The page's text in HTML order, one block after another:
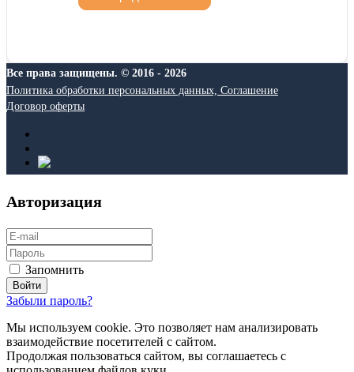
Все права защищены. © 2016 - 2026
Политика обработки персональных данных, Соглашение
Договор оферты
Авторизация
Запомнить
Забыли пароль?
Мы используем cookie. Это позволяет нам анализировать
взаимодействие посетителей с сайтом.
Продолжая пользоваться сайтом, вы соглашаетесь с